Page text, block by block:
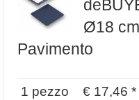
Ø18
Pavimento
1 pezzo € 17,46 *